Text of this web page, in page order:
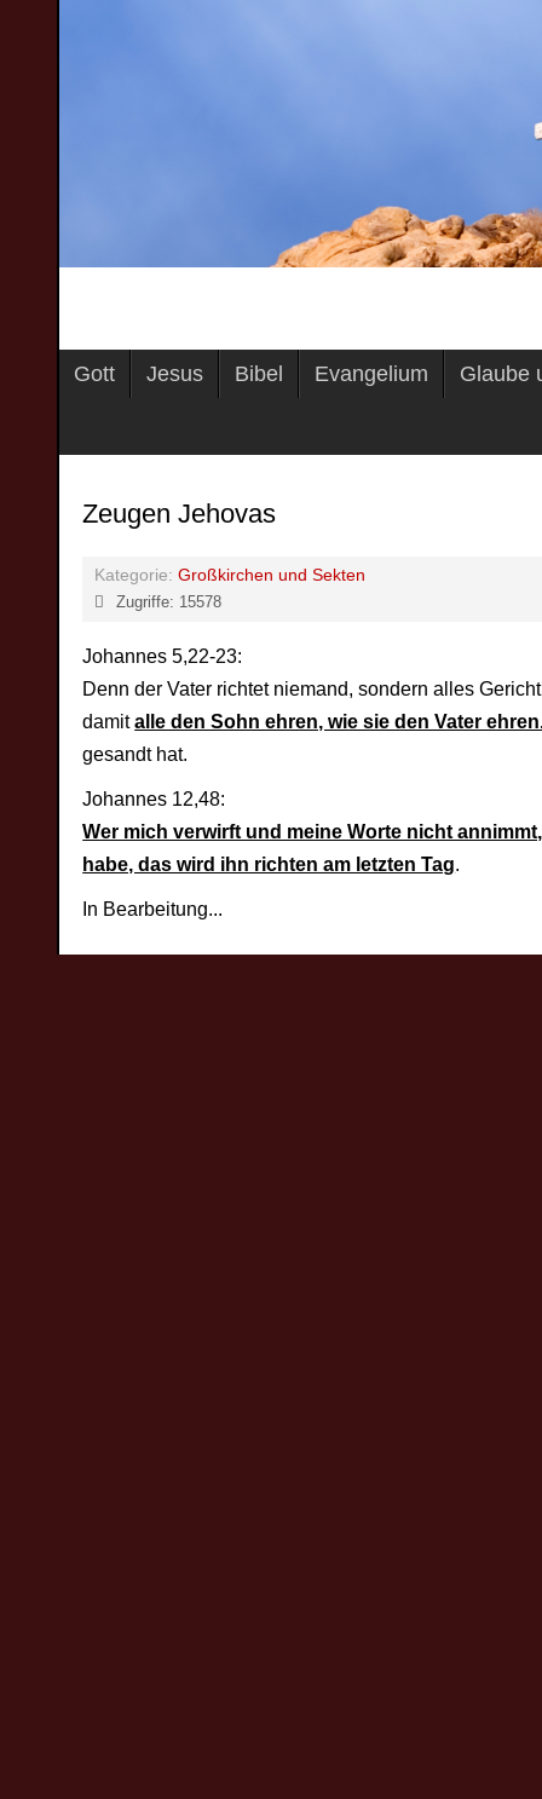
Gott Jesus Bibel Evangelium Glaube
Zeugen Jehovas
Kategorie:Großkirchen und Sekten
Zugriffe: 15578
Johannes 5,22-23:
Denn der Vater richtet niemand, sondern alles
damitalle den Sohn ehren, wie sie den Vater
gesandt hat.
Johannes 12,48:
Wer mich verwirft und meine Worte nicht
habe, das wird ihn richten am letzten Tag.
In Bearbeitung...